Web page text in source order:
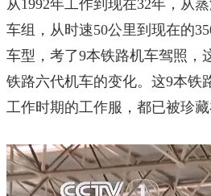
从1992年工作到现在32年，从
车组，从时速50公里到现在的
车型，考了9本铁路机车驾照，
铁路六代机车的变化。这9本铁
工作时期的工作服，都已被珍藏